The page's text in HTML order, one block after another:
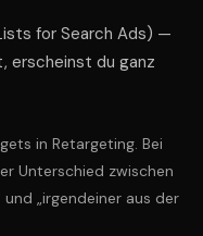
for Search Ads) —
erscheinst du ganz
in Retargeting. Bei
Unterschied zwischen
„irgendeiner aus der